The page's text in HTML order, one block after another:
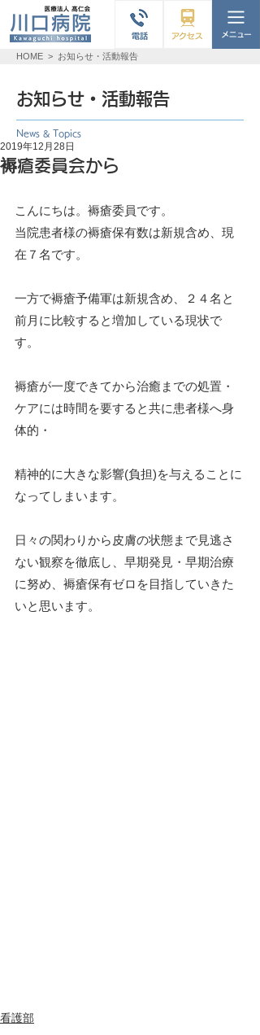
HOME > お知らせ・活動報告
お知らせ・活動報告
News & Topics
褥瘡委員会から
2019年12月28日
こんにちは。褥瘡委員です。
当院患者様の褥瘡保有数は新規含め、現
在７名です。
一方で褥瘡予備軍は新規含め、２４名と
前月に比較すると増加している現状で
す。
褥瘡が一度できてから治癒までの処置・
ケアには時間を要すると共に患者様へ身
体的・
精神的に大きな影響(負担)を与えることに
なってしまいます。
日々の関わりから皮膚の状態まで見逃さ
ない観察を徹底し、早期発見・早期治療
に努め、褥瘡保有ゼロを目指していきた
いと思います。
看護部